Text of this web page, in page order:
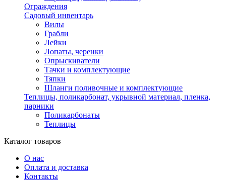
Ограждения
Садовый инвентарь
Вилы
Грабли
Лейки
Лопаты, черенки
Опрыскиватели
Тачки и комплектующие
Тяпки
Шланги поливочные и комплектующие
Теплицы, поликарбонат, укрывной материал, пленка,
парники
Поликарбонаты
Теплицы
Каталог товаров
О нас
Оплата и доставка
Контакты